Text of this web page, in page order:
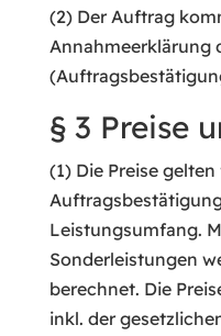
(2) Der Auftrag
Annahmeerklärung
§ 3 Preise
(1) Die Preise
Leistungsumfang.
Sonderleistungen
berechnet. Die
inkl. der